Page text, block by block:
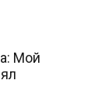
Мой